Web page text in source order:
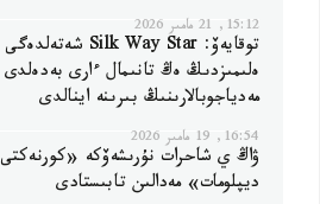
15:12, 21 مامىر 2026
توقايەۆ: Silk Way Star شەتەلدەگى
ەلىمىزدىڭ ەڭ تانىمال ءارى بەدەلدى
مەدياجوبالارىنىڭ بىرىنە اينالدى
16:54, 19 مامىر 2026
ۋاڭ ي شاحرات نۇرىشەۆكە «كورنەكتى
ديپلومات» مەدالىن تابىستادى